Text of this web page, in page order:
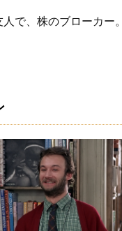
で、株のブローカー。